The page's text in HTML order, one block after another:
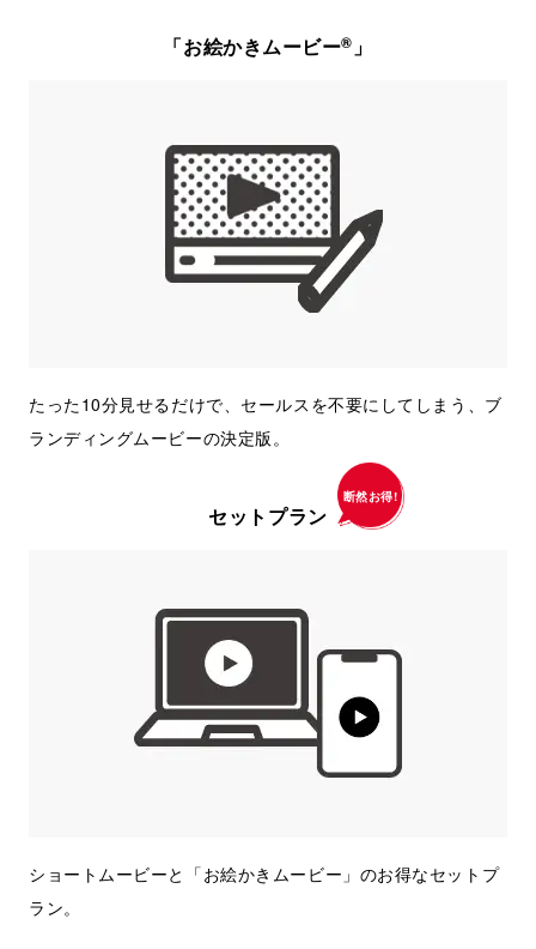
「お絵かきムービー® 」
たった10分見せるだけで、セールスを不要にしてしまう、ブ
ランディングムービーの決定版。
セットプラン
断然お得!
ショートムービーと「お絵かきムービー」のお得なセットプ
ラン。